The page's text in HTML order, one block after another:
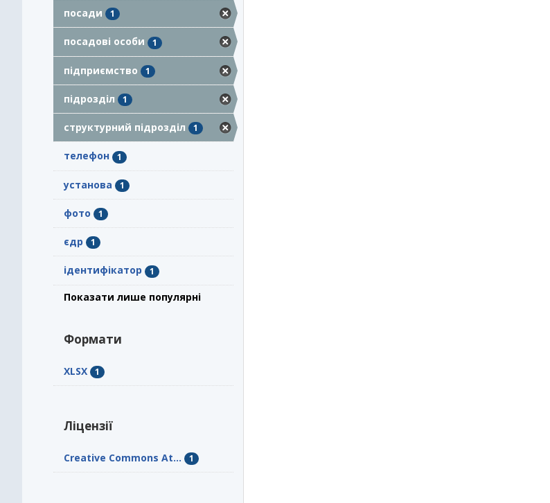
посади 1
посадові особи 1
підприємство 1
підрозділ 1
структурний підрозділ 1
телефон 1
установа 1
фото 1
єдр 1
ідентифікатор 1
Показати лише популярні
Формати
XLSX 1
Ліцензії
Creative Commons At... 1